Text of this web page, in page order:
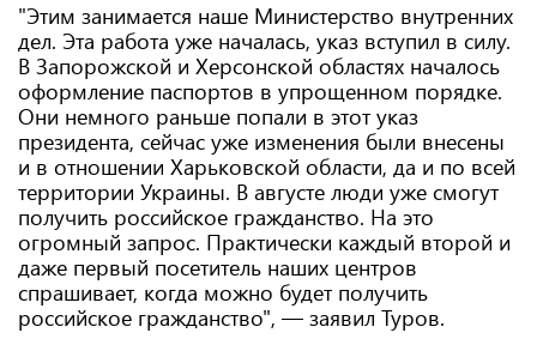
"Этим занимается наше Министерство внутренних
дел. Эта работа уже началась, указ вступил в силу.
В Запорожской и Херсонской областях началось
оформление паспортов в упрощенном порядке.
Они немного раньше попали в этот указ
президента, сейчас уже изменения были внесены
и в отношении Харьковской области, да и по всей
территории Украины. В августе люди уже смогут
получить российское гражданство. На это
огромный запрос. Практически каждый второй и
даже первый посетитель наших центров
спрашивает, когда можно будет получить
российское гражданство", — заявил Туров.